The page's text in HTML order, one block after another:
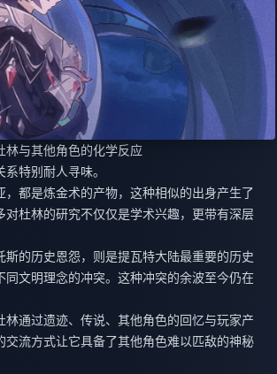
林与其他角色的化学反应
特别耐人寻味。
，都是炼金术的产物，这种相似的出身产生了
对杜林的研究不仅仅是学术兴趣，更带有深层
斯的历史恩怨，则是提瓦特大陆最重要的历史
同文明理念的冲突。这种冲突的余波至今仍在
林通过遗迹、传说、其他角色的回忆与玩家产
交流方式让它具备了其他角色难以匹敌的神秘